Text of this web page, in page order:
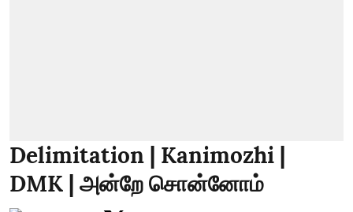
Delimitation | Kanimozhi |
DMK | அன்றே சொன்னோம்